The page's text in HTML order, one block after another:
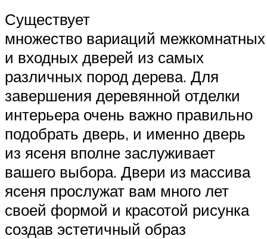
Существует
множество вариаций межкомнатных
и входных дверей из самых
различных пород дерева. Для
завершения деревянной отделки
интерьера очень важно правильно
подобрать дверь, и именно дверь
из ясеня вполне заслуживает
вашего выбора. Двери из массива
ясеня прослужат вам много лет
своей формой и красотой рисунка
создав эстетичный образ